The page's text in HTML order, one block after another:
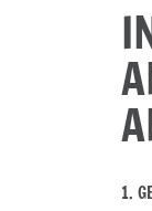
1.